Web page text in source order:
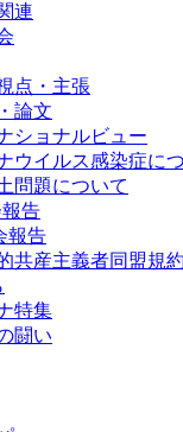
連
点・主張
論文
ショナルビュー
ウイルス感染症に
問題について
告
報告
共産主義者同盟規約
特集
闘い